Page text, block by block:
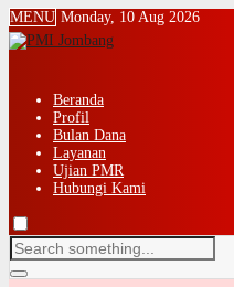
MENU Monday, 10 Aug 2026
Beranda
Profil
Bulan Dana
Layanan
Ujian PMR
Hubungi Kami